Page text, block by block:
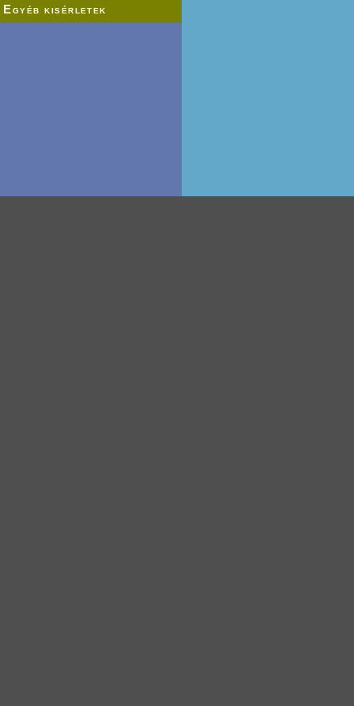
Egyéb kisérletek